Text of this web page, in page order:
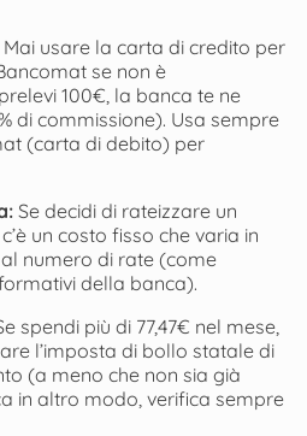
usare la carta di credito per
se non è
100€, la banca te ne
di commissione). Usa sempre
(carta di debito) per
Se decidi di rateizzare un
un costo fisso che varia in
numero di rate (come
della banca).
spendi più di 77,47€ nel mese,
l’imposta di bollo statale di
(a meno che non sia già
in altro modo, verifica sempre